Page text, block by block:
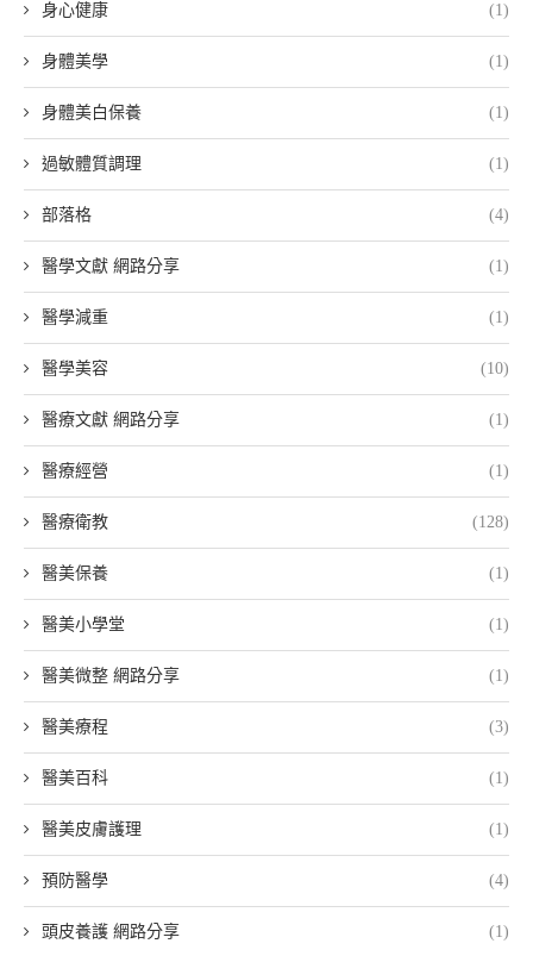
身心健康 (1)
身體美學 (1)
身體美白保養 (1)
過敏體質調理 (1)
部落格 (4)
醫學文獻 網路分享 (1)
醫學減重 (1)
醫學美容 (10)
醫療文獻 網路分享 (1)
醫療經營 (1)
醫療衛教 (128)
醫美保養 (1)
醫美小學堂 (1)
醫美微整 網路分享 (1)
醫美療程 (3)
醫美百科 (1)
醫美皮膚護理 (1)
預防醫學 (4)
頭皮養護 網路分享 (1)